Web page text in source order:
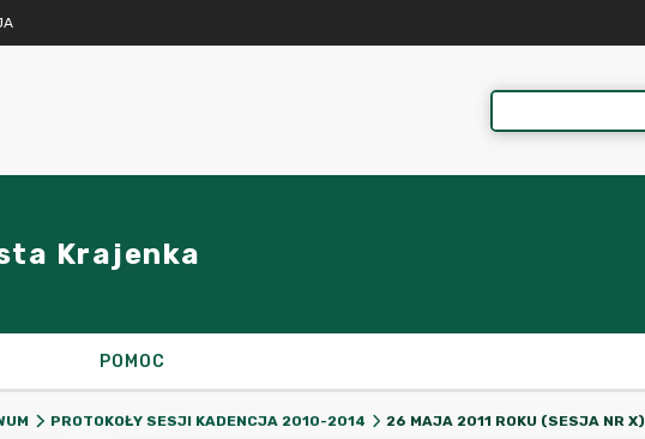
Krajenka
POMOC
PROTOKOŁY SESJI KADENCJA 2010-2014 26 MAJA 2011 ROKU (SESJA NR X)